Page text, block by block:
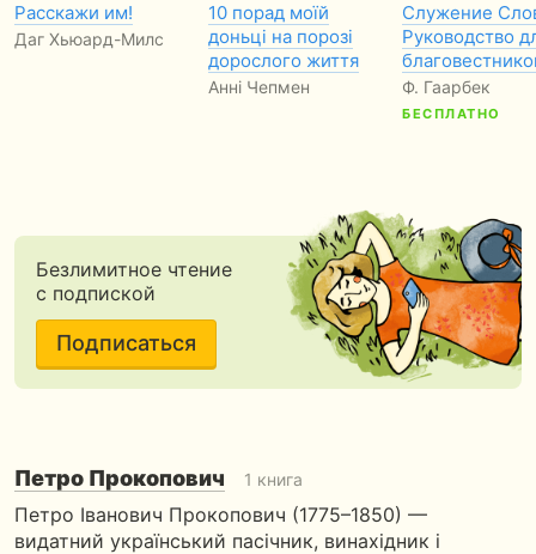
Расскажи им!
Даг Хьюард-Милс
10 порад моїй
доньці на порозі
дорослого життя
Анні Чепмен
Служение
Руководство
Ф. Гаарбек
БЕСПЛАТНО
Безлимитное чтение
с подпиской
Подписаться
Петро Прокопович 1 книга
Петро Іванович Прокопович (1775–1850) —
видатний український пасічник, винахідник і